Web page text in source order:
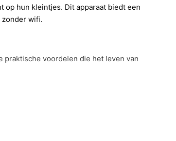
hun kleintjes. Dit apparaat biedt een
wifi.
praktische voordelen die het leven van